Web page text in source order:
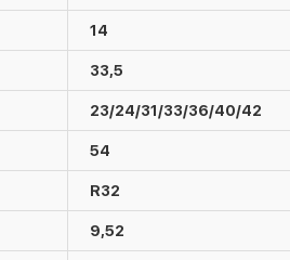
14
33,5
23/24/31/33/36/40/42
54
R32
9,52